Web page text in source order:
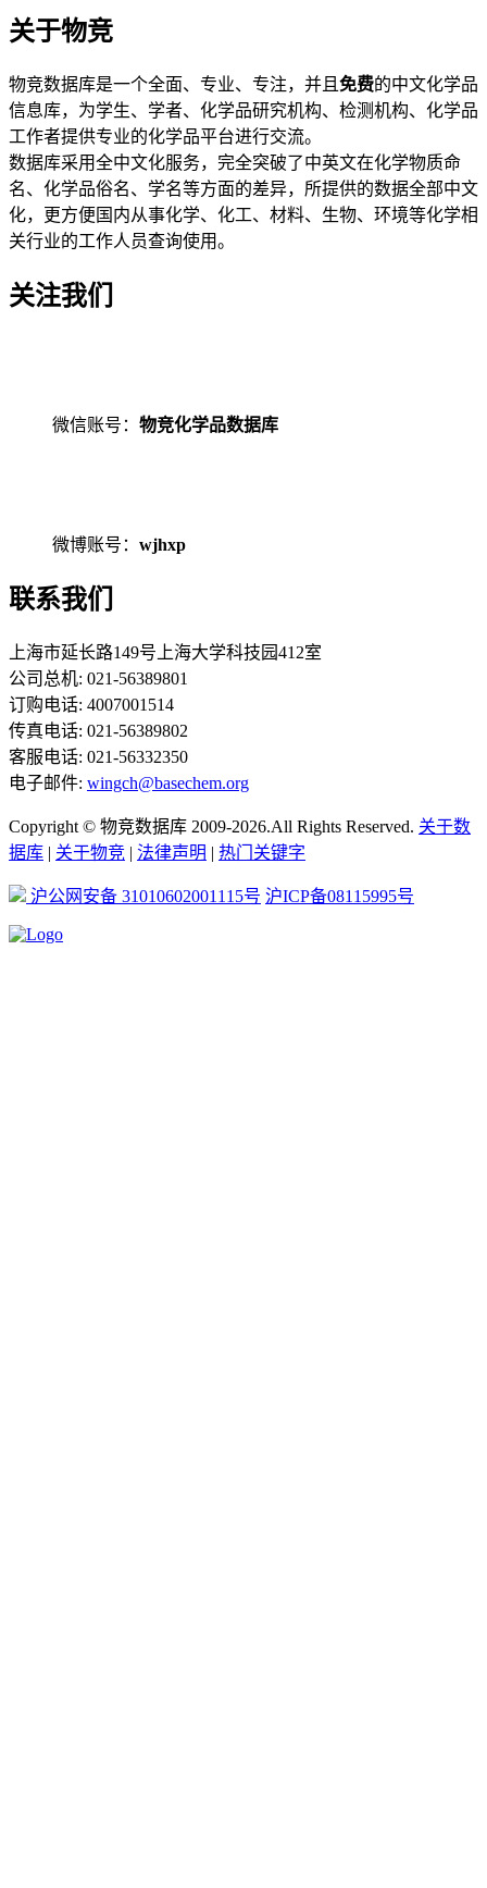
关于物竞
物竞数据库是一个全面、专业、专注，并且 免费的中文化学品
信息库，为学生、学者、化学品研究机构、检测机构、化学品
工作者提供专业的化学品平台进行交流。
数据库采用全中文化服务，完全突破了中英文在化学物质命
名、化学品俗名、学名等方面的差异，所提供的数据全部中文
化，更方便国内从事化学、化工、材料、生物、环境等化学相
关行业的工作人员查询使用。
关注我们
微信账号： 物竞化学品数据库
微博账号： wjhxp
联系我们
上海市延长路149号上海大学科技园412室
公司总机: 021-56389801
订购电话: 4007001514
传真电话: 021-56389802
客服电话: 021-56332350
电子邮件: wingch@basechem.org
Copyright © 物竞数据库 2009-2026.All Rights Reserved. 关于数
据库 | 关于物竞 | 法律声明 | 热门关键字
沪公网安备 31010602001115号 沪ICP备08115995号